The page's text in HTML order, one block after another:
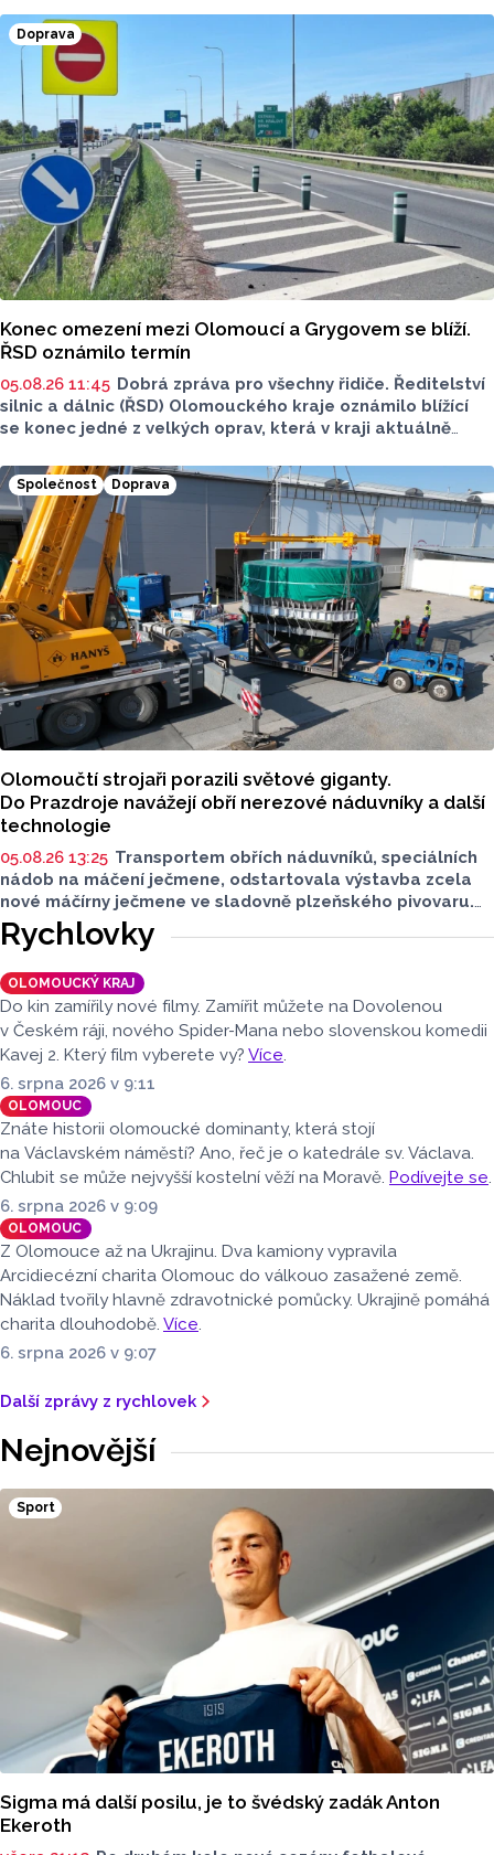
únosnost dlouhodobým dopravním zatížením.
Rekonstrukce vyšla na necelých 26 milionů korun.
Doprava
Konec omezení mezi Olomoucí a Grygovem se blíží.
ŘSD oznámilo termín
05.08.26 11:45 Dobrá zpráva pro všechny řidiče. Ředitelství
silnic a dálnic (ŘSD) Olomouckého kraje oznámilo blížící
se konec jedné z velkých oprav, která v kraji aktuálně
dokončená už za pár dní. Plnohodnotný provoz ředitelství
obnoví už 10. srpna.
Společnost Doprava
Olomoučtí strojaři porazili světové giganty.
Do Prazdroje navážejí obří nerezové náduvníky a další
technologie
05.08.26 13:25 Transportem obřích náduvníků, speciálních
nádob na máčení ječmene, odstartovala výstavba zcela
nové máčírny ječmene ve sladovně plzeňského pivovaru.
Materiál vyrobila a převezla olomoucká firma PROJECT
MALT, která dokázala v úterý 4. srpna úspěšně převézt
z Olomouce v pořadí již čtvrtá masivní vlna přepravy
nadměrných nákladů s
Rychlovky
OLOMOUCKÝ KRAJ
Do kin zamířily nové filmy. Zamířit můžete na Dovolenou
v Českém ráji, nového Spider-Mana nebo slovenskou komedii
Kavej 2. Který film vyberete vy? Více
6. srpna 2026 v 9:11
OLOMOUC
Znáte historii olomoucké dominanty, která stojí
na Václavském náměstí? Ano, řeč je o katedrále sv. Václava.
Chlubit se může nejvyšší kostelní věží na Moravě. Podívejte se.
6. srpna 2026 v 9:09
OLOMOUC
Z Olomouce až na Ukrajinu. Dva kamiony vypravila
Arcidiecézní charita Olomouc do válkouo zasažené země.
Náklad tvořily hlavně zdravotnické pomůcky. Ukrajině pomáhá
charita dlouhodobě. Více.
6. srpna 2026 v 9:07
Další zprávy z rychlovek
Nejnovější
Sport
Sigma má další posilu, je to švédský zadák Anton
Ekeroth